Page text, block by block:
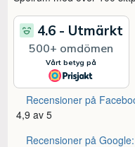
Recensioner på
4,9 av 5
Recensioner på Google: